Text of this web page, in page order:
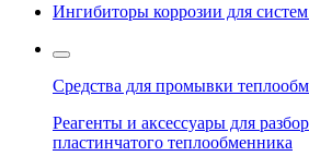
Ингибиторы коррозии для
Средства для промывки
Реагенты и аксессуары для
пластинчатого теплообменника